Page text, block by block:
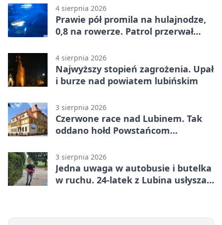
4 sierpnia 2026
Prawie pół promila na hulajnodze,
0,8 na rowerze. Patrol przerwał
4 sierpnia 2026
Najwyższy stopień zagrożenia. Upał
i burze nad powiatem lubińskim
3 sierpnia 2026
Czerwone race nad Lubinem. Tak
oddano hołd Powstańcom
3 sierpnia 2026
Jedna uwaga w autobusie i butelka
w ruchu. 24-latek z Lubina usłyszał